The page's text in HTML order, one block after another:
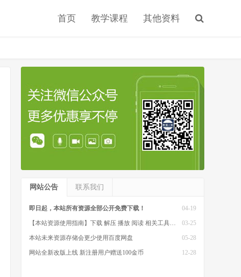
首页 教学课程 其他资料
网站公告 联系我们
04-19
即日起，本站所有资源全部公开免费下载！
03-25
【本站资源使用指南】下载 解压 播放 阅读 相关工具软件
05-28
本站未来资源存储会更少使用百度网盘
12-28
网站全新改版上线 新注册用户赠送100金币